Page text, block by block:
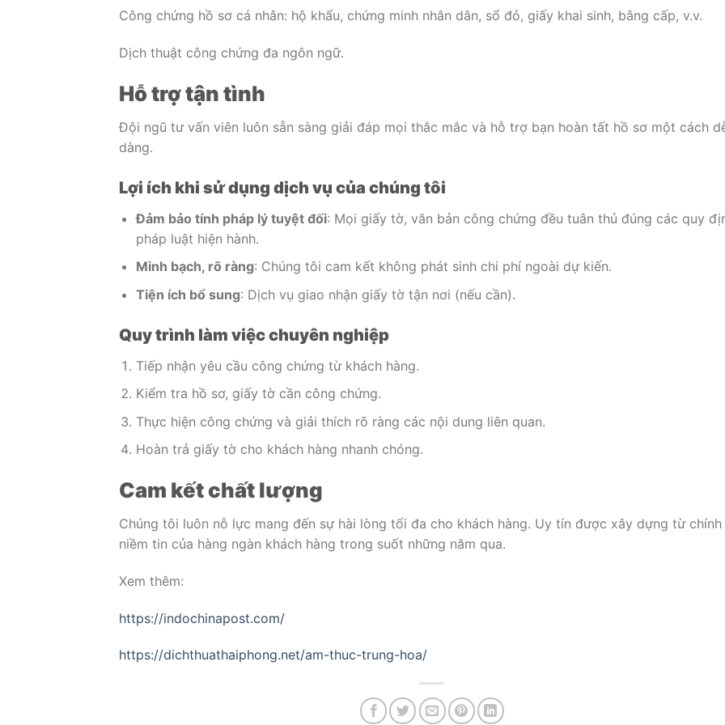
Công chứng hồ sơ cá nhân: hộ khẩu, chứng minh nhân dân, sổ đỏ, giấy khai sinh, bằng cấp, v.v.
Dịch thuật công chứng đa ngôn ngữ.
Hỗ trợ tận tình
Đội ngũ tư vấn viên luôn sẵn sàng giải đáp mọi thắc mắc và hỗ trợ bạn hoàn tất hồ sơ một cách
dàng.
Lợi ích khi sử dụng dịch vụ của chúng tôi
Đảm bảo tính pháp lý tuyệt đối: Mọi giấy tờ, văn bản công chứng đều tuân thủ đúng các quy
pháp luật hiện hành.
Minh bạch, rõ ràng: Chúng tôi cam kết không phát sinh chi phí ngoài dự kiến.
Tiện ích bổ sung: Dịch vụ giao nhận giấy tờ tận nơi (nếu cần).
Quy trình làm việc chuyên nghiệp
Tiếp nhận yêu cầu công chứng từ khách hàng.
Kiểm tra hồ sơ, giấy tờ cần công chứng.
Thực hiện công chứng và giải thích rõ ràng các nội dung liên quan.
Hoàn trả giấy tờ cho khách hàng nhanh chóng.
Cam kết chất lượng
Chúng tôi luôn nỗ lực mang đến sự hài lòng tối đa cho khách hàng. Uy tín được xây dựng từ chính
niềm tin của hàng ngàn khách hàng trong suốt những năm qua.
Xem thêm:
https://indochinapost.com/
https://dichthuathaiphong.net/am-thuc-trung-hoa/